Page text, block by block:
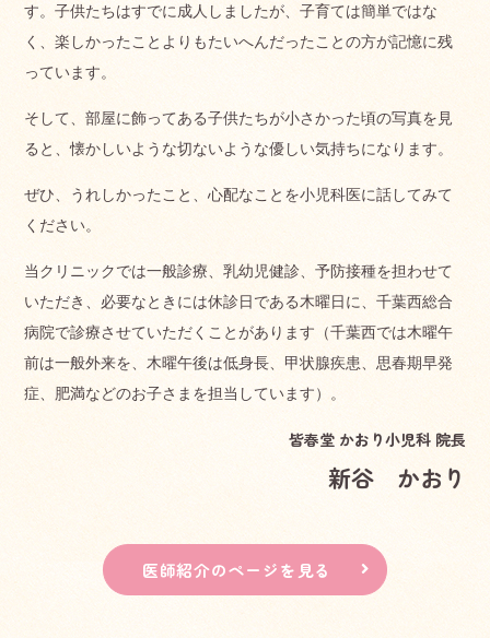
す。子供たちはすでに成人しましたが、子育ては簡単ではな
く、楽しかったことよりもたいへんだったことの方が記憶に残
っています。
そして、部屋に飾ってある子供たちが小さかった頃の写真を見
ると、懐かしいような切ないような優しい気持ちになります。
ぜひ、うれしかったこと、心配なことを小児科医に話してみて
ください。
当クリニックでは一般診療、乳幼児健診、予防接種を担わせて
いただき、必要なときには休診日である木曜日に、千葉西総合
病院で診療させていただくことがあります（千葉西では木曜午
前は一般外来を、木曜午後は低身長、甲状腺疾患、思春期早発
症、肥満などのお子さまを担当しています）。
皆春堂 かおり小児科 院長
新谷 かおり
医師紹介のページを見る